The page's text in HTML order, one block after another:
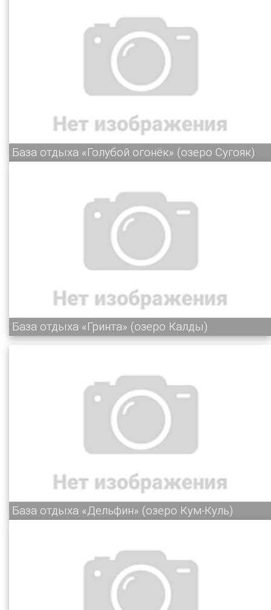
База отдыха «Голубой огонёк» (озеро Сугояк)
База отдыха «Гринта» (озеро Калды)
База отдыха «Дельфин» (озеро Кум-Куль)